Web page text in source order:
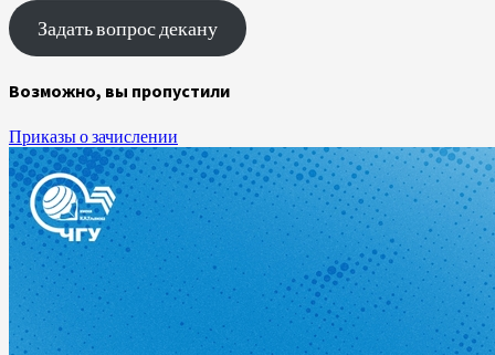
Задать вопрос декану
Возможно, вы пропустили
Приказы о зачислении